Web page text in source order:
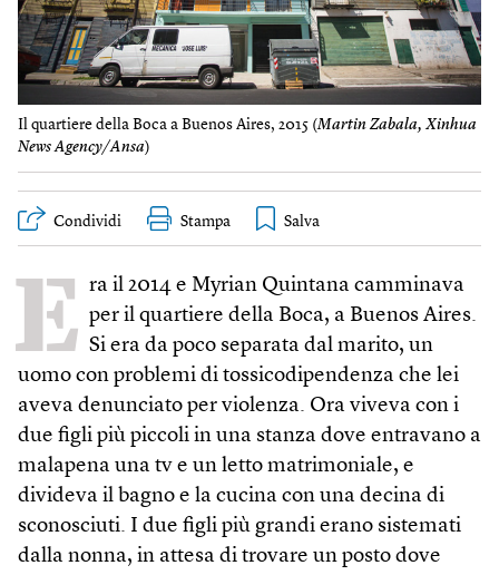
Il quartiere della Boca a Buenos Aires, 2015 (Mart​in Zabala, Xinhua
N​ews Agency/Ansa)
Condividi Stampa
E ra il 2014 e Myrian Quintana camminava
per il quartiere della Boca, a Buenos Aires.
Si era da poco separata dal marito, un
uomo con problemi di tossicodipendenza che lei
aveva denunciato per violenza. Ora viveva con i
due figli più piccoli in una stanza dove entravano a
malapena una tv e un letto matrimoniale, e
divideva il bagno e la cucina con una decina di
sconosciuti. I due figli più grandi erano sistemati
dalla nonna, in attesa di trovare un posto dove